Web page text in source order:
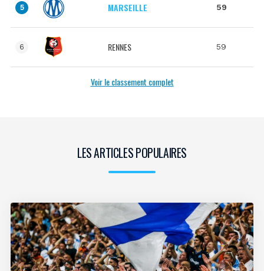
5 MARSEILLE 59
6 RENNES 59
Voir le classement complet
LES ARTICLES POPULAIRES